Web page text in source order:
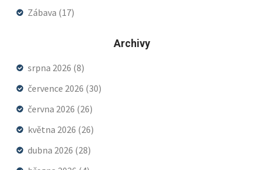
Zábava (17)
Archivy
srpna 2026 (8)
července 2026 (30)
června 2026 (26)
května 2026 (26)
dubna 2026 (28)